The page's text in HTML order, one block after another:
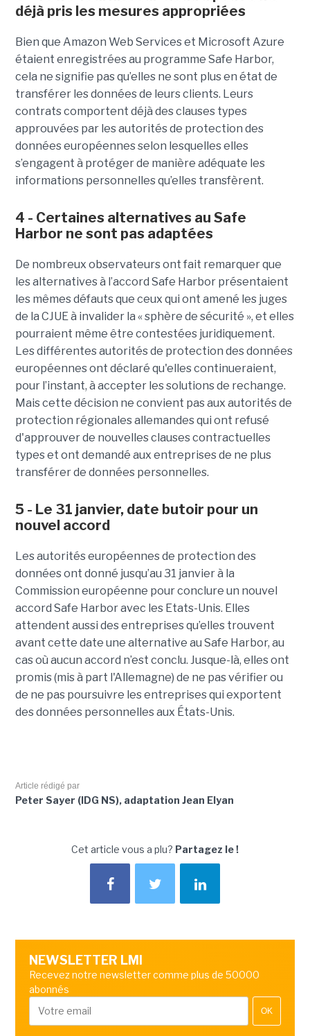
déjà pris les mesures appropriées
Bien que Amazon Web Services et Microsoft Azure
étaient enregistrées au programme Safe Harbor,
cela ne signifie pas qu’elles ne sont plus en état de
transférer les données de leurs clients. Leurs
contrats comportent déjà des clauses types
approuvées par les autorités de protection des
données européennes selon lesquelles elles
s’engagent à protéger de manière adéquate les
informations personnelles qu’elles transfèrent.
4 - Certaines alternatives au Safe
Harbor ne sont pas adaptées
De nombreux observateurs ont fait remarquer que
les alternatives à l’accord Safe Harbor présentaient
les mêmes défauts que ceux qui ont amené les juges
de la CJUE à invalider la « sphère de sécurité », et elles
pourraient même être contestées juridiquement.
Les différentes autorités de protection des données
européennes ont déclaré qu'elles continueraient,
pour l’instant, à accepter les solutions de rechange.
Mais cette décision ne convient pas aux autorités de
protection régionales allemandes qui ont refusé
d'approuver de nouvelles clauses contractuelles
types et ont demandé aux entreprises de ne plus
transférer de données personnelles.
5 - Le 31 janvier, date butoir pour un
nouvel accord
Les autorités européennes de protection des
données ont donné jusqu’au 31 janvier à la
Commission européenne pour conclure un nouvel
accord Safe Harbor avec les Etats-Unis. Elles
attendent aussi des entreprises qu’elles trouvent
avant cette date une alternative au Safe Harbor, au
cas où aucun accord n’est conclu. Jusque-là, elles ont
promis (mis à part l'Allemagne) de ne pas vérifier ou
de ne pas poursuivre les entreprises qui exportent
des données personnelles aux États-Unis.
Article rédigé par
Peter Sayer (IDG NS), adaptation Jean Elyan
Cet article vous a plu? Partagez le !
NEWSLETTER LMI
Recevez notre newsletter comme plus de 50000
abonnés
OK